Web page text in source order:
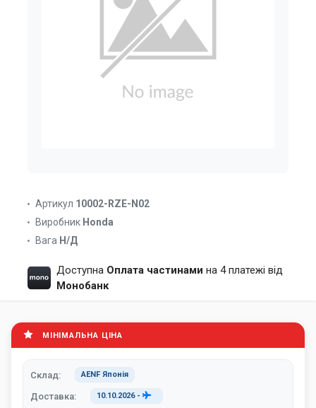
Артикул 10002-RZE-N02
Виробник Honda
Вага Н/Д
Доступна Оплата частинами на 4 платежі від
Монобанк
МІНІМАЛЬНА ЦІНА
Склад: AENF Японія
Доставка: 10.10.2026-